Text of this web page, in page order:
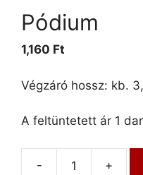
Pódium
1,160 Ft
Végzáró hossz: kb.
A feltüntetett ár 1
- +